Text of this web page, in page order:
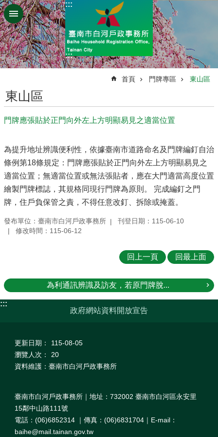
跳到主要內容區塊
:::
:::
首頁 門牌專區 東山區
東山區
門牌應張貼於正門向外左上方明顯易見之適當位置
為提升地址辨識便利性，依據臺南市道路命名及門牌編釘自治
條例第18條規定：門牌應張貼於正門向外左上方明顯易見之
適當位置；無適當位置或無法張貼者，應在大門適當高度位置
繪製門牌標誌，其規格同現行門牌為原則。 完成編釘之門
牌，住戶負保管之責，不得任意改釘、拆除或掩蓋。
發布單位：臺南市白河戶政事務所
刊登日期：115-06-10
修改時間：115-06-12
回上一頁 回最上面
為利通訊辨識及訪友，若原門牌脫...
:::
政府網站資料開放宣告
更新日期：
115-08-05
瀏覽人次：
20
資料維護：臺南市白河戶政事務所
臺南市白河戶政事務所｜地址：732002 臺南市白河區永安里
15鄰中山路111號
電話：(06)6852314 ｜傳真：(06)6831704｜E-mail：
baihe@mail.tainan.gov.tw